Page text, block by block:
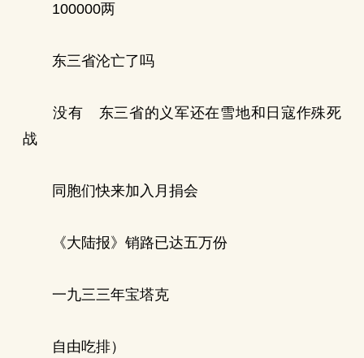
100000两
东三省沦亡了吗
没有 东三省的义军还在雪地和日寇作殊死
战
同胞们快来加入月捐会
《大陆报》销路已达五万份
一九三三年宝塔克
自由吃排）